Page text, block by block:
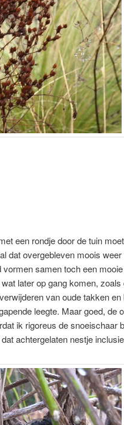
een rondje door de tuin
dat overgebleven moois
vormen samen toch een
later op gang komen,
van oude takken
leegte. Maar goed, de
ik rigoreus de snoeischaar
achtergelaten nestje